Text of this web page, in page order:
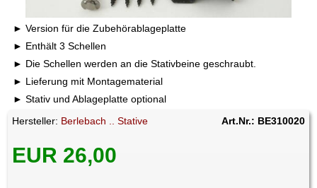
Version für die Zubehörablageplatte
Enthält 3 Schellen
Die Schellen werden an die Stativbeine geschraubt.
Lieferung mit Montagematerial
Stativ und Ablageplatte optional
Hersteller: Berlebach .. Stative Art.Nr.: BE310020
EUR 26,00